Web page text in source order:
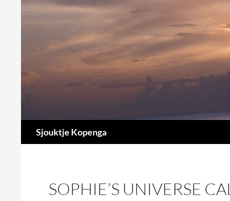
Sjouktje Kopenga
SOPHIE’S UNIVERSE CAL